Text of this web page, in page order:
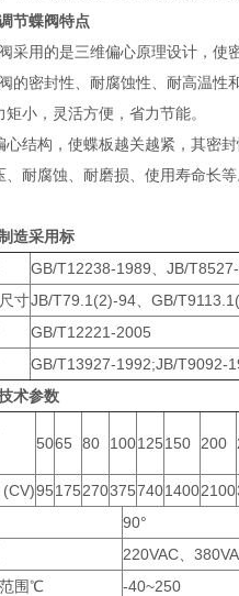
节蝶阀特点
采用的是三维偏心原理设计，使
的密封性、耐腐蚀性、耐高温性
矩小，灵活方便，省力节能。
心结构，使蝶板越关越紧，其密封
、耐腐蚀、耐磨损、使用寿命长等
造采用标
GB/T12238-1989、JB/
寸JB/T79.1(2)-94、GB/
GB/T12221-2005
GB/T13927-1992;JB/T9092-
术参数
5065 80 100125150 200
9517527037574014002100
90°
220VAC、
围℃
-40~250